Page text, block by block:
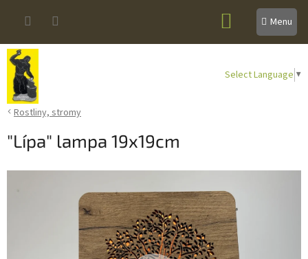
Select Language ▼
NÁKUPNÍ
KOŠÍK
Rostliny, stromy
"Lípa" lampa 19x19cm